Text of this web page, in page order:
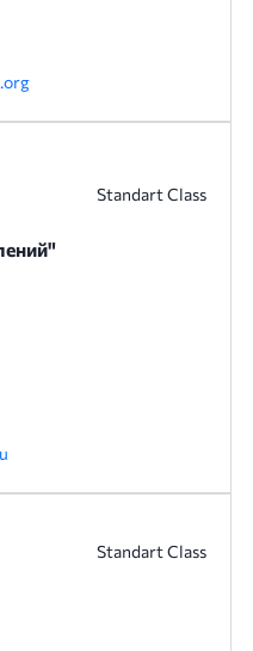
Standart Class
Standart Class